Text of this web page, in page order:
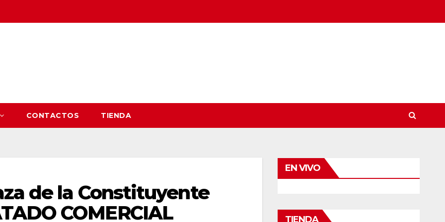
CONTACTOS TIENDA
de la Constituyente
COMERCIAL
EN VIVO
TIENDA